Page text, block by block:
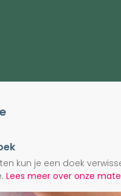
kun je een doek
Lees meer over onze